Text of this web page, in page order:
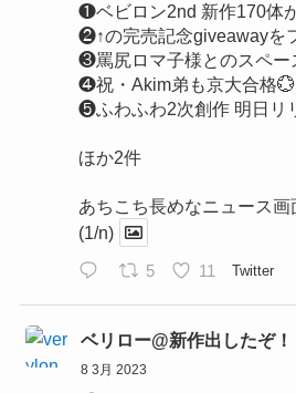
❶ベビロン2nd 新作170体
❷↑の完売記念giveawayを
❸罵尻ロマ子様とのスペー
❹祝・Akim弟も京大合格💮
❺ふわふわ2次創作 明日リ
ほか2件
あちこち長めなニュース
(1/n)
5 11 Twitter
ベリロー@新作出したぞ！
8 3月 2023